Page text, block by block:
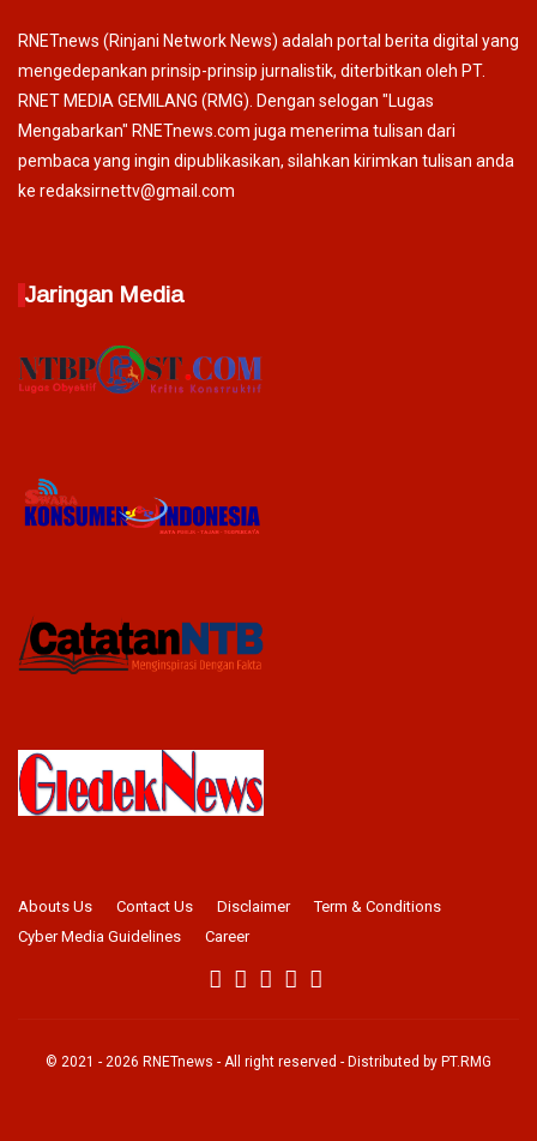
RNETnews (Rinjani Network News) adalah portal berita digital yang
mengedepankan prinsip-prinsip jurnalistik, diterbitkan oleh PT.
RNET MEDIA GEMILANG (RMG). Dengan selogan "Lugas
Mengabarkan" RNETnews.com juga menerima tulisan dari
pembaca yang ingin dipublikasikan, silahkan kirimkan tulisan anda
ke redaksirnettv@gmail.com
Jaringan Media
Abouts Us Contact Us Disclaimer
Term & Conditions
Cyber Media Guidelines
Career
© 2021 - 2026 RNETnews - All right reserved - Distributed by PT.RMG